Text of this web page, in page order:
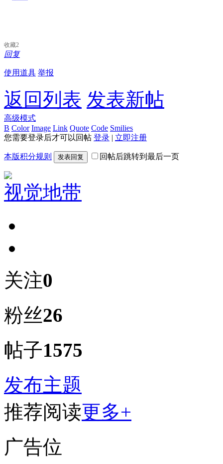
收藏2
回复
使用道具 举报
返回列表 发表新帖
高级模式
B Color Image Link Quote Code Smilies
您需要登录后才可以回帖 登录 | 立即注册
本版积分规则 发表回复 回帖后跳转到最后一页
视觉地带
关注0
粉丝26
帖子1575
发布主题
推荐阅读更多+
广告位